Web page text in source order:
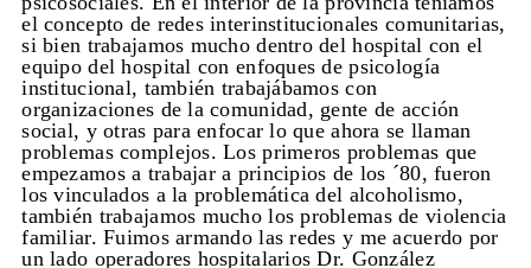
el concepto de redes interinstitucionales comunitarias,
si bien trabajamos mucho dentro del hospital con el
equipo del hospital con enfoques de psicología
institucional, también trabajábamos con
organizaciones de la comunidad, gente de acción
social, y otras para enfocar lo que ahora se llaman
problemas complejos. Los primeros problemas que
empezamos a trabajar a principios de los ´80, fueron
los vinculados a la problemática del alcoholismo,
también trabajamos mucho los problemas de violencia
familiar. Fuimos armando las redes y me acuerdo por
un lado operadores hospitalarios Dr. González